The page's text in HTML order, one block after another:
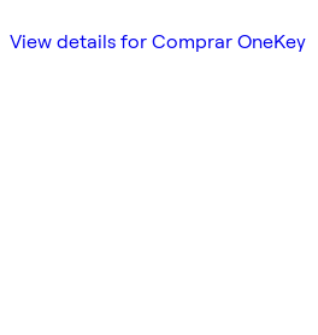
View details for Comprar OneKey